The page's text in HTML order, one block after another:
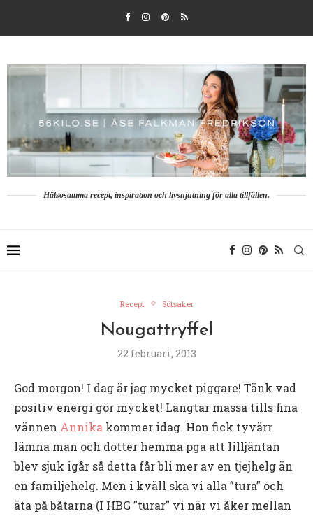
Hälsosamma recept, inspiration och livsnjutning för alla tillfällen.
Recept Sötsaker
Nougattryffel
22 februari, 2013
God morgon! I dag är jag mycket piggare! Tänk vad
positiv energi gör mycket! Längtar massa tills fina
vännen Annika kommer idag. Hon fick tyvärr
lämna man och dotter hemma pga att lilljäntan
blev sjuk igår så detta får bli mer av en tjejhelg än
en familjehelg. Men i kväll ska vi alla ”tura” och
äta på båtarna (I HBG ”turar” vi när vi åker mellan